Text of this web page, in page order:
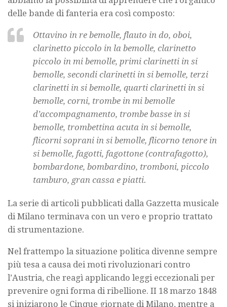
delle bande di fanteria era così composto:
Ottavino in re bemolle, flauto in do, oboi,
clarinetto piccolo in la bemolle, clarinetto
piccolo in mi bemolle, primi clarinetti in si
bemolle, secondi clarinetti in si bemolle, terzi
clarinetti in si bemolle, quarti clarinetti in si
bemolle, corni, trombe in mi bemolle
d’accompagnamento, trombe basse in si
bemolle, trombettina acuta in si bemolle,
flicorni soprani in si bemolle, flicorno tenore in
si bemolle, fagotti, fagottone (contrafagotto),
bombardone, bombardino, tromboni, piccolo
tamburo, gran cassa e piatti.
La serie di articoli pubblicati dalla Gazzetta musicale
di Milano terminava con un vero e proprio trattato
di strumentazione.
Nel frattempo la situazione politica divenne sempre
più tesa a causa dei moti rivoluzionari contro
l’Austria, che reagì applicando leggi eccezionali per
prevenire ogni forma di ribellione. II 18 marzo 1848
si iniziarono le Cinque giornate di Milano, mentre a